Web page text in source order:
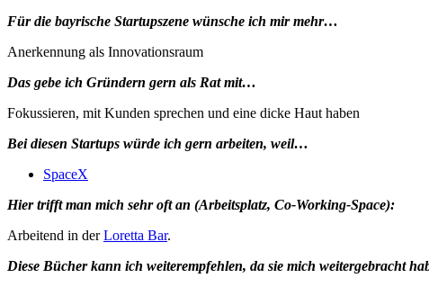
Für die bayrische Startupszene wünsche ich mir mehr…
Anerkennung als Innovationsraum
Das gebe ich Gründern gern als Rat mit…
Fokussieren, mit Kunden sprechen und eine dicke Haut haben
Bei diesen Startups würde ich gern arbeiten, weil…
SpaceX
Hier trifft man mich sehr oft an (Arbeitsplatz, Co-Working-Space):
Arbeitend in derLoretta Bar.
Diese Bücher kann ich weiterempfehlen, da sie mich weitergebracht